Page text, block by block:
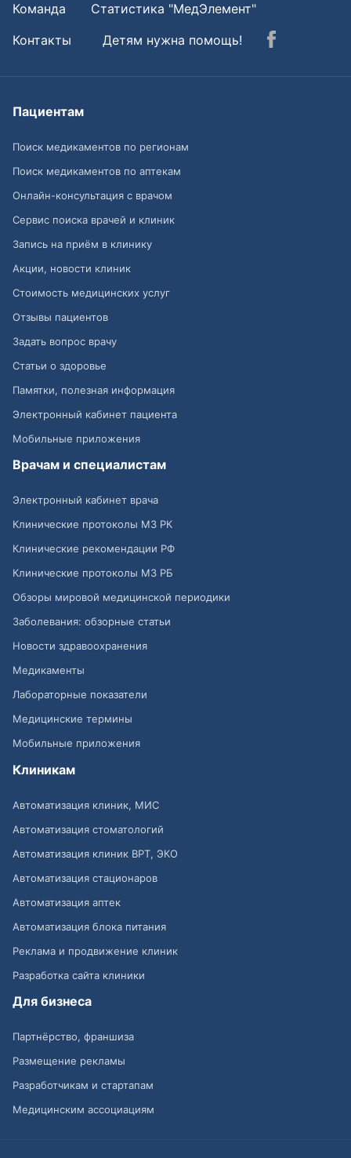
Команда
Статистика "МедЭлемент"
Контакты
Детям нужна помощь!
Пациентам
Поиск медикаментов по регионам
Поиск медикаментов по аптекам
Онлайн-консультация с врачом
Сервис поиска врачей и клиник
Запись на приём в клинику
Акции, новости клиник
Стоимость медицинских услуг
Отзывы пациентов
Задать вопрос врачу
Статьи о здоровье
Памятки, полезная информация
Электронный кабинет пациента
Мобильные приложения
Врачам и специалистам
Электронный кабинет врача
Клинические протоколы МЗ РК
Клинические рекомендации РФ
Клинические протоколы МЗ РБ
Обзоры мировой медицинской периодики
Заболевания: обзорные статьи
Новости здравоохранения
Медикаменты
Лабораторные показатели
Медицинские термины
Мобильные приложения
Клиникам
Автоматизация клиник, МИС
Автоматизация стоматологий
Автоматизация клиник ВРТ, ЭКО
Автоматизация стационаров
Автоматизация аптек
Автоматизация блока питания
Реклама и продвижение клиник
Разработка сайта клиники
Для бизнеса
Партнёрство, франшиза
Размещение рекламы
Разработчикам и стартапам
Медицинским ассоциациям